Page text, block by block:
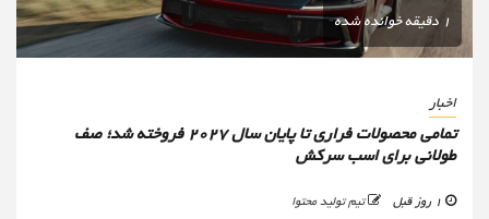
اخبار
تمامی محصولات فراری تا پایان سال ۲۰۲۷ فروخته شد؛ صف
طولانی برای اسب سرکش
تیم تولید محتوا